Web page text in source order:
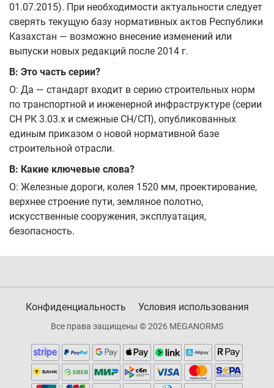
01.07.2015). При необходимости актуальности следует
сверять текущую базу нормативных актов Республики
Казахстан — возможно внесение изменений или
выпуски новых редакций после 2014 г.
В: Это часть серии?
О: Да — стандарт входит в серию строительных норм
по транспортной и инженерной инфраструктуре (серии
СН РК 3.03.x и смежные СН/СП), опубликованных
единым приказом о новой нормативной базе
строительной отрасли.
В: Какие ключевые слова?
О: Железные дороги, колея 1520 мм, проектирование,
верхнее строение пути, земляное полотно,
искусственные сооружения, эксплуатация,
безопасность.
Конфиденциальность Условия использования
Все права защищены © 2026 MEGANORMS